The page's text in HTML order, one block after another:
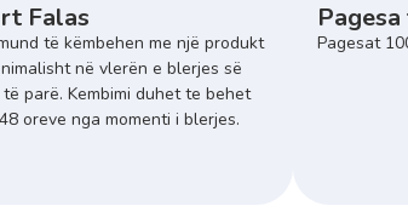
Falas
të këmbehen me një produkt
në vlerën e blerjes së
parë. Kembimi duhet te behet
oreve nga momenti i blerjes.
Pagesat